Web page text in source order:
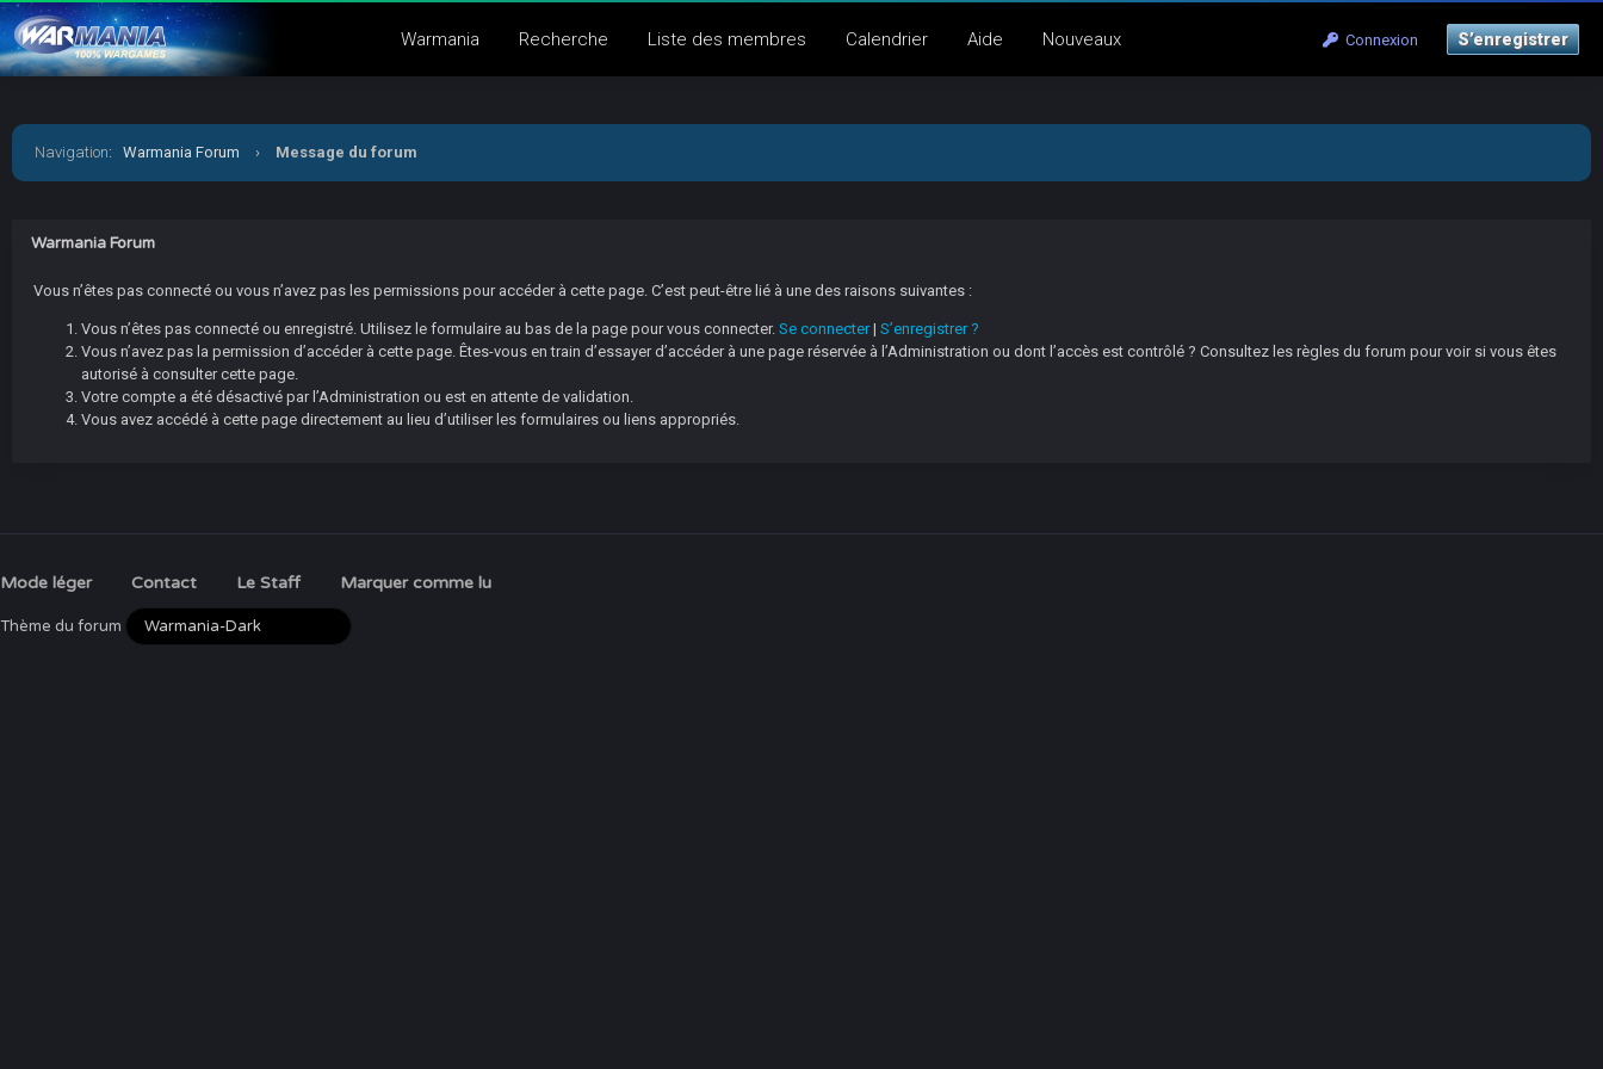
Connexion S’enregistrer
Warmania Recherche Liste des membres Calendrier Aide Nouveaux
Navigation: Warmania Forum › Message du forum
Warmania Forum
Vous n’êtes pas connecté ou vous n’avez pas les permissions pour accéder à cette page. C’est peut-être lié à une des raisons suivantes :
Vous n’êtes pas connecté ou enregistré. Utilisez le formulaire au bas de la page pour vous connecter. Se connecter| S’enregistrer ?
Vous n’avez pas la permission d’accéder à cette page. Êtes-vous en train d’essayer d’accéder à une page réservée à l’Administration ou dont l’accès est contrôlé ? Consultez les règles du forum pour voir si vous êtes
autorisé à consulter cette page.
Votre compte a été désactivé par l’Administration ou est en attente de validation.
Vous avez accédé à cette page directement au lieu d’utiliser les formulaires ou liens appropriés.
Mode léger Contact Le Staff Marquer comme lu
Thème du forum